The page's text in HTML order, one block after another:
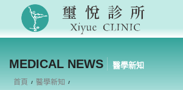
MEDICAL NEWS 醫學新知
首頁
醫學新知